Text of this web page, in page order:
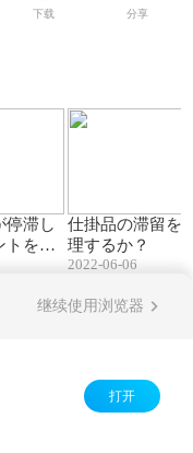
下载 分享
停滞し
トを知
仕掛品の滞留を
理するか？
2022-06-06
继续使用浏览器
打开